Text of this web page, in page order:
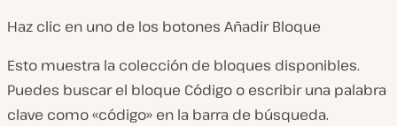
Haz clic en uno de los botones Añadir Bloque
Esto muestra la colección de bloques disponibles.
Puedes buscar el bloque Código o escribir una palabra
clave como «código» en la barra de búsqueda.